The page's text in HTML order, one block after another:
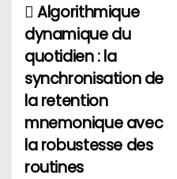
Н
а
в
и
г
Algorithmique
dynamique du
quotidien : la
synchronisation de
la retention
mnemonique avec
la robustesse des
routines